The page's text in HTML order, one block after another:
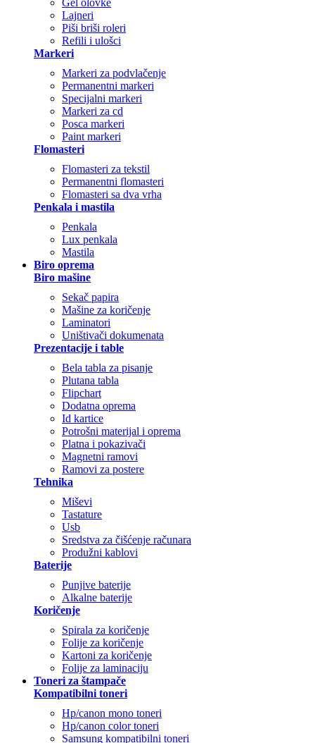
Gel olovke
Lajneri
Piši briši roleri
Refili i ulošci
Markeri
Markeri za podvlačenje
Permanentni markeri
Specijalni markeri
Markeri za cd
Posca markeri
Paint markeri
Flomasteri
Flomasteri za tekstil
Permanentni flomasteri
Flomasteri sa dva vrha
Penkala i mastila
Penkala
Lux penkala
Mastila
Biro oprema
Biro mašine
Sekač papira
Mašine za koričenje
Laminatori
Uništivači dokumenata
Prezentacije i table
Bela tabla za pisanje
Plutana tabla
Flipchart
Dodatna oprema
Id kartice
Potrošni materijal i oprema
Platna i pokazivači
Magnetni ramovi
Ramovi za postere
Tehnika
Miševi
Tastature
Usb
Sredstva za čišćenje računara
Produžni kablovi
Baterije
Punjive baterije
Alkalne baterije
Koričenje
Spirala za koričenje
Folije za koričenje
Kartoni za koričenje
Folije za laminaciju
Toneri za štampače
Kompatibilni toneri
Hp/canon mono toneri
Hp/canon color toneri
Samsung kompatibilni toneri